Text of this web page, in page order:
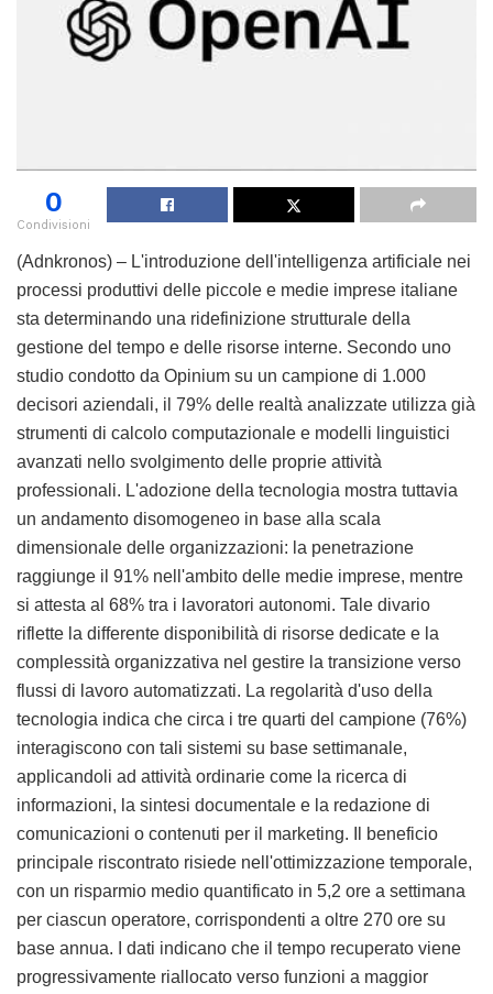
0
Condivisioni
(Adnkronos) – L'introduzione dell'intelligenza artificiale nei
processi produttivi delle piccole e medie imprese italiane
sta determinando una ridefinizione strutturale della
gestione del tempo e delle risorse interne. Secondo uno
studio condotto da Opinium su un campione di 1.000
decisori aziendali, il 79% delle realtà analizzate utilizza già
strumenti di calcolo computazionale e modelli linguistici
avanzati nello svolgimento delle proprie attività
professionali. L'adozione della tecnologia mostra tuttavia
un andamento disomogeneo in base alla scala
dimensionale delle organizzazioni: la penetrazione
raggiunge il 91% nell'ambito delle medie imprese, mentre
si attesta al 68% tra i lavoratori autonomi. Tale divario
riflette la differente disponibilità di risorse dedicate e la
complessità organizzativa nel gestire la transizione verso
flussi di lavoro automatizzati. La regolarità d'uso della
tecnologia indica che circa i tre quarti del campione (76%)
interagiscono con tali sistemi su base settimanale,
applicandoli ad attività ordinarie come la ricerca di
informazioni, la sintesi documentale e la redazione di
comunicazioni o contenuti per il marketing. Il beneficio
principale riscontrato risiede nell'ottimizzazione temporale,
con un risparmio medio quantificato in 5,2 ore a settimana
per ciascun operatore, corrispondenti a oltre 270 ore su
base annua. I dati indicano che il tempo recuperato viene
progressivamente riallocato verso funzioni a maggior